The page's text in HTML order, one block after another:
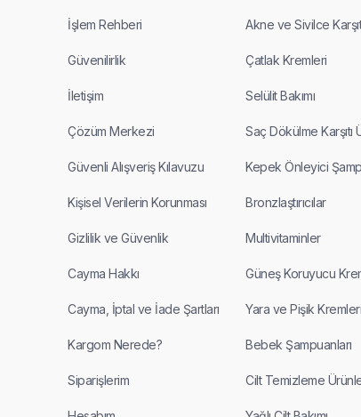
İşlem Rehberi
Güvenilirlik
İletişim
Çözüm Merkezi
Güvenli Alışveriş Kılavuzu
Kişisel Verilerin Korunması
Gizlilik ve Güvenlik
Cayma Hakkı
Cayma, İptal ve İade Şartları
Kargom Nerede?
Siparişlerim
Akne ve Sivilce
Çatlak Kremleri
Selülit Bakımı
Saç Dökülme Karşıtı
Kepek Önleyici
Bronzlaştırıcılar
Multivitaminler
Güneş Koruyucu
Yara ve Pişik Kremleri
Bebek Şampuanları
Cilt Temizleme